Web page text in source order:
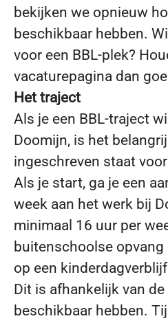
bekijken we opnieuw
beschikbaar hebben.
voor een BBL-plek?
vacaturepagina dan
Het traject
Als je een BBL-traject
Doomijn, is het
ingeschreven staat
Als je start, ga je een
week aan het werk bij
minimaal 16 uur per
buitenschoolse
op een
Dit is afhankelijk van
beschikbaar hebben.